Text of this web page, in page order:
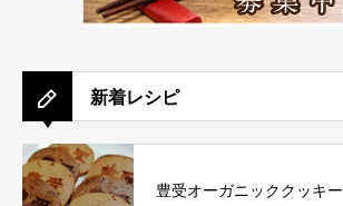
新着レシピ
豊受オーガニッククッキー